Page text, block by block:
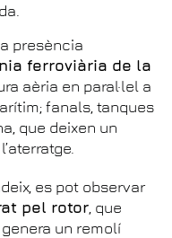
presència
ferroviària de la
aèria en paral·lel a
fanals, tanques
que deixen un
es pot observar
pel rotor , que
un remolí